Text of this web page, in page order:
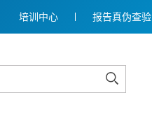
培训中心 报告真伪查验